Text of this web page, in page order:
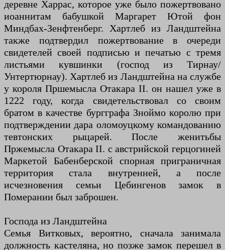
деревне Харрас, которое уже было пожертвовано
иоаннитам бабушкой Маргарет Ютой фон
Миндбах-Зенфтенберг. Хартлеб из Ландштейна
также подтвердил пожертвование в очереди
свидетелей своей подписью и печатью с тремя
листьями кувшинки (господ из Тирнау/
Унтертюрнау). Хартлеб из Ландштейна на службе
у короля Пршемысла Отакара II. он нашел уже в
1222 году, когда свидетельствовал со своим
братом в качестве бургграфа Зноймо королю при
подтверждении дара оломоуцкому командованию
тевтонских рыцарей. После женитьбы
Пржемысла Отакара II. с австрийской герцогиней
Маркетой Бабенберской спорная приграничная
территория стала внутренней, а после
исчезновения семьи Цебингенов замок в
Померании был заброшен.
Господа из Ландштейна
Семья Витковых, вероятно, сначала занимала
должность кастеляна, но позже замок перешел в